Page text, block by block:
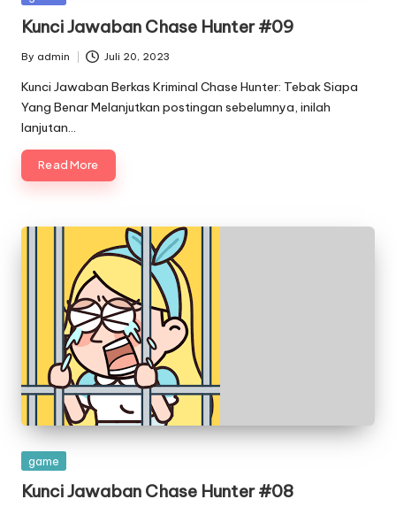
Kunci Jawaban Chase Hunter #09
Posted
by
By admin Juli 20, 2023
Kunci Jawaban Berkas Kriminal Chase Hunter: Tebak Siapa
Yang Benar Melanjutkan postingan sebelumnya, inilah
lanjutan…
Read More
Posted
game
Kunci Jawaban Chase Hunter #08